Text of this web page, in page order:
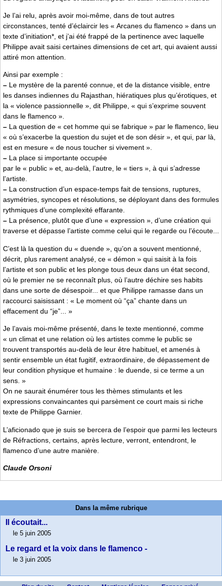
Je l’ai relu, après avoir moi-même, dans de tout autres
circonstances, tenté d’éclaircir les « Arcanes du flamenco » dans un
texte d’initiation*, et j’ai été frappé de la pertinence avec laquelle
Philippe avait saisi certaines dimensions de cet art, qui avaient aussi
attiré mon attention.
Ainsi par exemple :
– Le mystère de la parenté connue, et de la distance visible, entre
les danses indiennes du Rajasthan, hiératiques plus qu’érotiques, et
la « violence passionnelle », dit Philippe, « qui s’exprime souvent
dans le flamenco ».
– La question de « cet homme qui se fabrique » par le flamenco, lieu
« où s’exacerbe la question du sujet et de son désir », et qui, par là,
est en mesure « de nous toucher si vivement ».
– La place si importante occupée
par le « public » et, au-delà, l’autre, le « tiers », à qui s’adresse
l’artiste.
– La construction d’un espace-temps fait de tensions, ruptures,
asymétries, syncopes et résolutions, se déployant dans des formules
rythmiques d’une complexité effarante.
– La présence, plutôt que d’une « expression », d’une création qui
traverse et dépasse l’artiste comme celui qui le regarde ou l’écoute...
C’est là la question du « duende », qu’on a souvent mentionné,
décrit, plus rarement analysé, ce « démon » qui saisit à la fois
l’artiste et son public et les plonge tous deux dans un état second,
où le premier ne se reconnaît plus, où l’autre déchire ses habits
dans une sorte de désespoir... et que Philippe ramasse dans un
raccourci saisissant : « Le moment où “ça” chante dans un
effacement du “je”... »
Je l’avais moi-même présenté, dans le texte mentionné, comme
« un climat et une relation où les artistes comme le public se
trouvent transportés au-delà de leur être habituel, et amenés à
sentir ensemble un état fugitif, extraordinaire, de dépassement de
leur condition physique et humaine : le duende, si ce terme a un
sens. »
On ne saurait énumérer tous les thèmes stimulants et les
expressions convaincantes qui parsèment ce court mais si riche
texte de Philippe Garnier.
L’aficionado que je suis se bercera de l’espoir que parmi les lecteurs
de Réfractions, certains, après lecture, verront, entendront, le
flamenco d’une autre manière.
Claude Orsoni
Dans la même rubrique
Il écoutait...
le 5 juin 2005
Le regard et la voix dans le flamenco -
le 3 juin 2005